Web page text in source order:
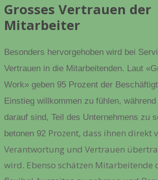
Grosses Vertrauen der
Mitarbeiter
Besonders hervorgehoben wird bei
Vertrauen in die Mitarbeitenden. Laut
Work» geben 95 Prozent der
Einstieg willkommen zu fühlen,
darauf sind, Teil des Unternehmens zu
betonen 92 Prozent, dass ihnen direkt
Verantwortung und Vertrauen
wird. Ebenso schätzen Mitarbeitende